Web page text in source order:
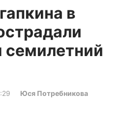
в
Юся Потребникова